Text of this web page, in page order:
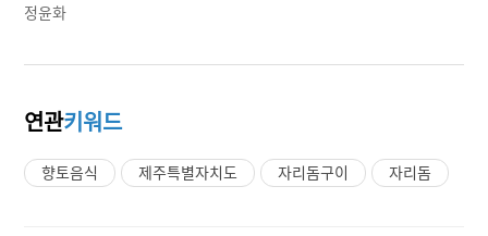
정윤화
연관키워드
향토음식 제주특별자치도 자리돔구이 자리돔